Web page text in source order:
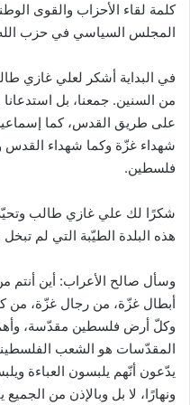
كلمة لقاء الأحزاب والقوى
المجلس السياسي في حزب
في البداية أشكر لعلي غازي
من السنين. جمعنا، بل
على طريق القدس، كما
شهداء غزّة وكما شهداء
فلسطين.
شكرًا لك علي غازي طالب
هذه البلدة الطيّبة التي لم
وسأل صالح الأعراب: أين
أبطال غزّة، من رجال غزّة، من
وكلّ أرض فلسطين مقدّسة،
المقدّسات هو الشعب
يدّعون أنّهم يلبسون العباءة
ونهارًا، لا بل وبالإذن من الجميع